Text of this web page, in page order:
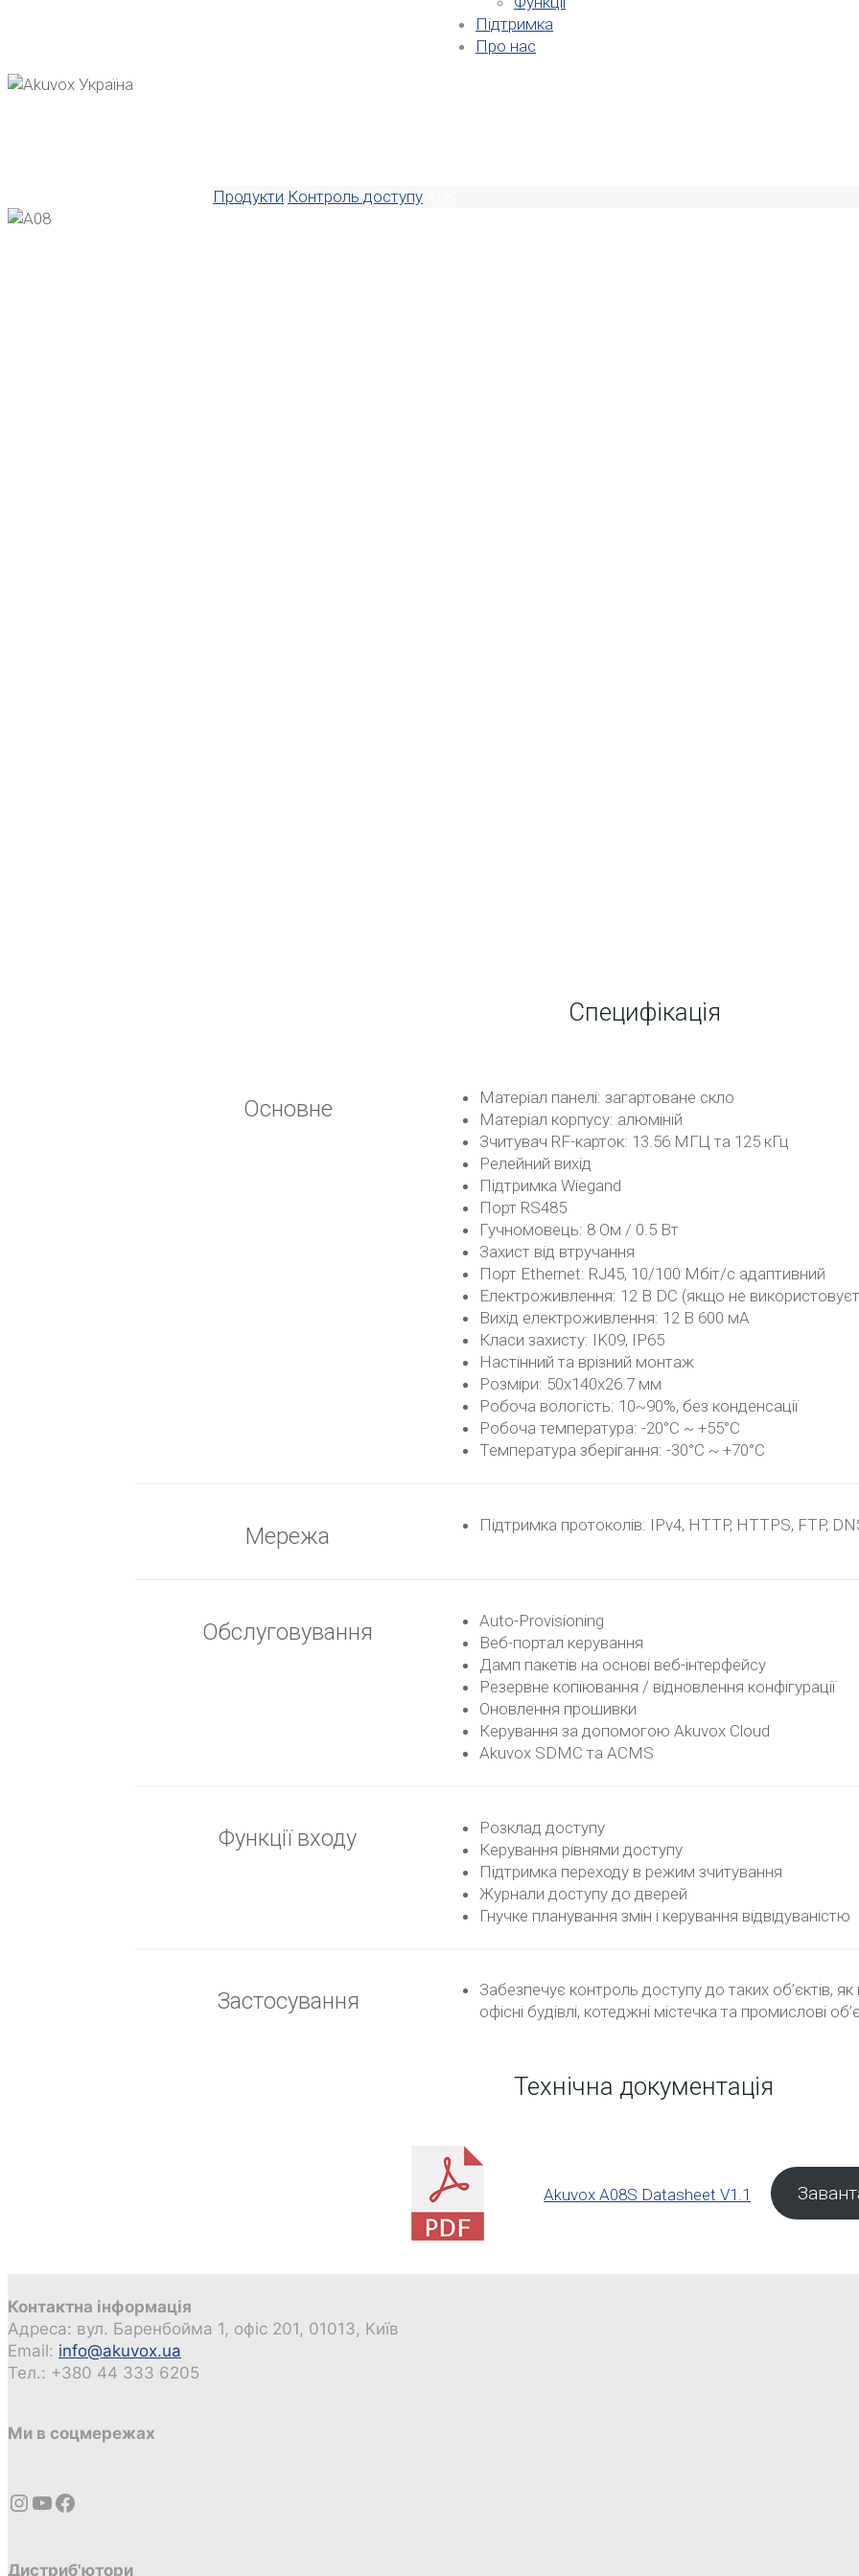
Підтримка
Про нас
Home
Продукти Контроль доступу
Специфікація
Основне
Матеріал панелі: загартоване скло
Матеріал корпусу: алюміній
Зчитувач RF-карток: 13.56 МГЦ та 125 кГц
Релейний вихід
Підтримка Wiegand
Порт RS485
Гучномовець: 8 Ом / 0.5 Вт
Захист від втручання
Порт Ethernet: RJ45, 10/100 Мбіт/с адаптивний
Електроживлення: 12 В DC (якщо не
Вихід електроживлення: 12 В 600 мА
Класи захисту: IK09, IP65
Настінний та врізний монтаж
Розміри: 50x140x26.7 мм
Робоча вологість: 10~90%, без конденсації
Робоча температура: -20°C ~ +55°C
Температура зберігання: -30°C ~ +70°C
Мережа Підтримка протоколів: IPv4, HTTP, HTTPS, FTP,
Обслуговування
Auto-Provisioning
Веб-портал керування
Дамп пакетів на основі веб-інтерфейсу
Резервне копіювання / відновлення конфігурації
Оновлення прошивки
Керування за допомогою Akuvox Cloud
Akuvox SDMC та ACMS
Функції входу
Розклад доступу
Керування рівнями доступу
Підтримка переходу в режим зчитування
Журнали доступу до дверей
Гнучке планування змін і керування відвідуваністю
Застосування
Забезпечує контроль доступу до таких об’єктів,
офісні будівлі, котеджні містечка та промислові
Технічна документація
Akuvox A08S Datasheet V1.1
Контактна інформація
Адреса: вул. Баренбойма 1, офіс 201, 01013, Київ
Email: info@akuvox.ua
Тел.: +380 44 333 6205
Ми в соцмережах
Instagram
YouTube
Facebook
Дистриб'ютори